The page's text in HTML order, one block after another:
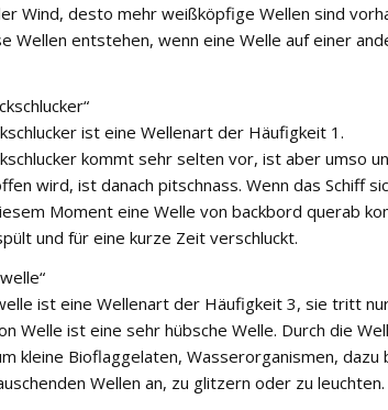
Wind, desto mehr weißköpfige Wellen sind
Wellen entstehen, wenn eine Welle auf einer
ist eine Wellenart der Häufigkeit 1.
kommt sehr selten vor, ist aber umso
wird, ist danach pitschnass. Wenn das Schiff
Moment eine Welle von backbord querab
und für eine kurze Zeit verschluckt.
ist eine Wellenart der Häufigkeit 3, sie tritt
Welle ist eine sehr hübsche Welle. Durch die
kleine Bioflaggelaten, Wasserorganismen, dazu
Wellen an, zu glitzern oder zu leuchten.